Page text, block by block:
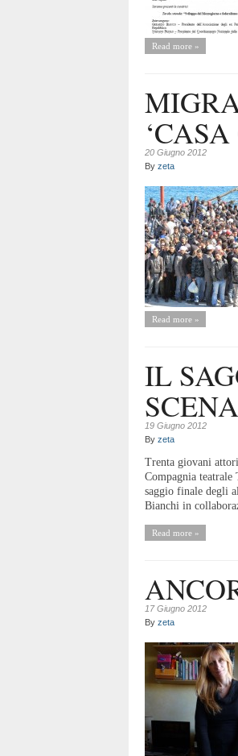
Read more »
20 Giugno 2012
By zeta
Read more »
IL
19 Giugno 2012
By zeta
Trenta giovani
Compagnia
saggio finale degli
Bianchi in
Read more »
17 Giugno 2012
By zeta